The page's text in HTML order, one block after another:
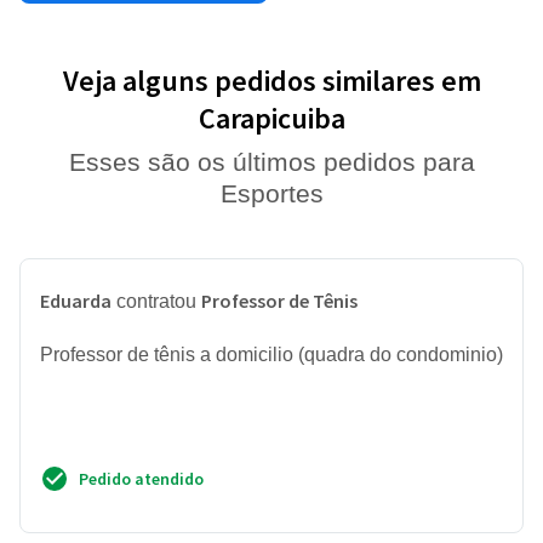
Veja alguns pedidos similares em
Carapicuiba
Esses são os últimos pedidos para
Esportes
Eduarda contratou Professor de Tênis
Professor de tênis a domicilio (quadra do condominio)
Pedido atendido